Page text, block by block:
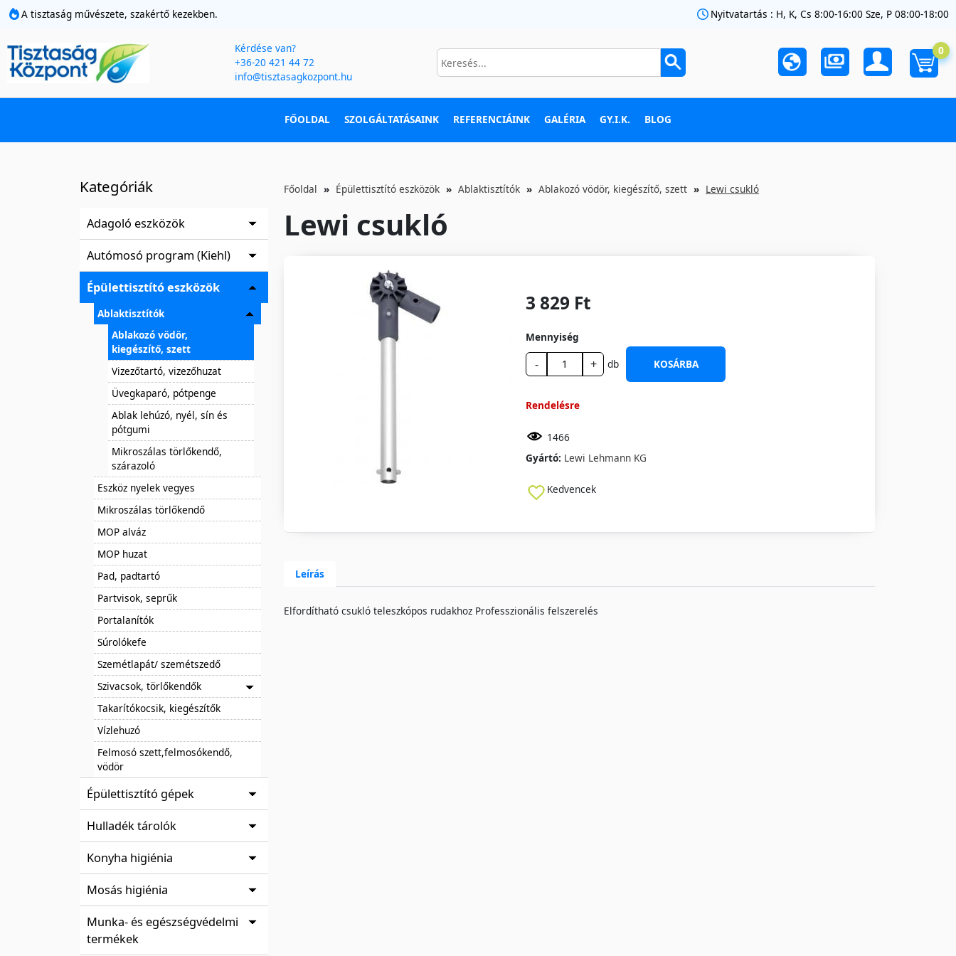
A tisztaság művészete, szakértő kezekben. Nyitvatartás : H, K, Cs 8:00-16:00 Sze, P 08:00-18:00
Kérdése van?
+36-20 421 44 72
info@tisztasagkozpont.hu
0
FŐOLDAL SZOLGÁLTATÁSAINK REFERENCIÁINK GALÉRIA GY.I.K. BLOG
Kategóriák
Adagoló eszközök
Autómosó program (Kiehl)
Épülettisztító eszközök
Ablaktisztítók
Ablakozó vödör,
kiegészítő, szett
Vizezőtartó, vizezőhuzat
Üvegkaparó, pótpenge
Ablak lehúzó, nyél, sín és
pótgumi
Mikroszálas törlőkendő,
szárazoló
Eszköz nyelek vegyes
Mikroszálas törlőkendő
MOP alváz
MOP huzat
Pad, padtartó
Partvisok, seprűk
Portalanítók
Súrolókefe
Szemétlapát/ szemétszedő
Szivacsok, törlőkendők
Takarítókocsik, kiegészítők
Vízlehuzó
Felmosó szett,felmosókendő,
vödör
Épülettisztító gépek
Hulladék tárolók
Konyha higiénia
Mosás higiénia
Munka- és egészségvédelmi
termékek
Főoldal Épülettisztító eszközök Ablaktisztítók Ablakozó vödör, kiegészítő, szett Lewi csukló
Lewi csukló
3 829 Ft
Mennyiség
- + db KOSÁRBA
Rendelésre
1466
Gyártó: Lewi Lehmann KG
Kedvencek
Leírás
Elfordítható csukló teleszkópos rudakhoz Professzionális felszerelés